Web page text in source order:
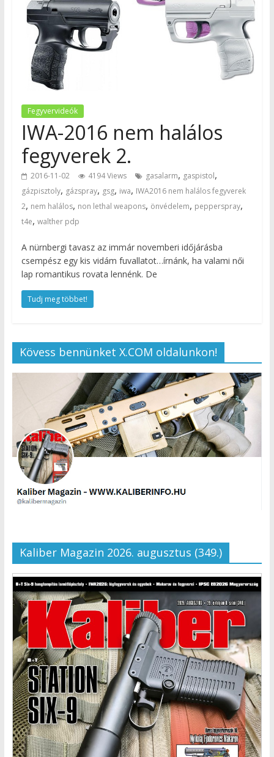
Fegyvervideók
IWA-2016 nem halálos
fegyverek 2.
2016-11-02 4194 Views gasalarm, gaspistol,
gázpisztoly, gázspray, gsg, iwa, IWA2016 nem halálos fegyverek
2, nem halálos, non lethal weapons, önvédelem, pepperspray,
t4e, walther pdp
A nürnbergi tavasz az immár novemberi időjárásba
csempész egy kis vidám fuvallatot…írnánk, ha valami női
lap romantikus rovata lennénk. De
Tudj meg többet!
Kövess bennünket X.COM oldalunkon!
Kaliber Magazin 2026. augusztus (349.)